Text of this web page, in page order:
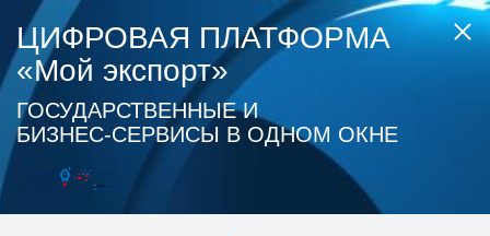
ЦИФРОВАЯ ПЛАТФОРМА
«Мой экспорт»
ГОСУДАРСТВЕННЫЕ И
БИЗНЕС‑СЕРВИСЫ В ОДНОМ ОКНЕ